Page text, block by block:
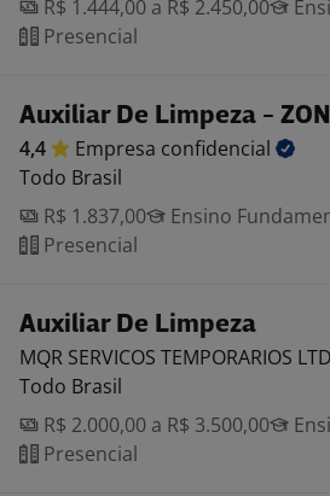
R$ 1.444,00 a R$ 2.450,00
Presencial
Auxiliar De Limpeza -
4,4 Empresa confidencial
Todo Brasil
R$ 1.837,00
Ensino
Presencial
Auxiliar De Limpeza
MQR SERVICOS TEMPORARIOS
Todo Brasil
R$ 2.000,00 a R$ 3.500,00
Presencial